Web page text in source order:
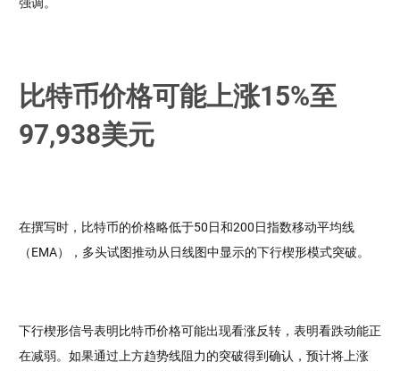
比特币价格可能上涨15%至
97,938美元
在撰写时，比特币的价格略低于50日和200日指数移动平均线
（EMA），多头试图推动从日线图中显示的下行楔形模式突破。
下行楔形信号表明比特币价格可能出现看涨反转，表明看跌动能正
在减弱。如果通过上方趋势线阻力的突破得到确认，预计将上涨